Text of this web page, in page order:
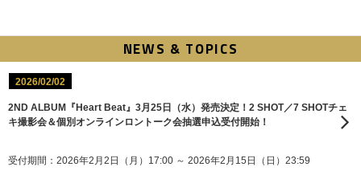
NEWS & TOPICS
2026/02/02
2ND ALBUM『Heart Beat』3月25日（水）発売決定！2 SHOT／7 SHOTチェ
キ撮影会＆個別オンラインロントーク会抽選申込受付開始！
受付期間：2026年2月2日（月）17:00 ～ 2026年2月15日（日）23:59